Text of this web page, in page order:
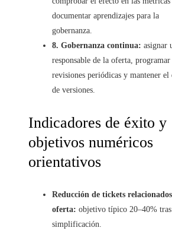
documentar aprendizajes para la
gobernanza.
8. Gobernanza continua: asignar
responsable de la oferta, programar
revisiones periódicas y mantener
de versiones.
Indicadores de éxito y
objetivos numéricos
orientativos
Reducción de tickets
oferta: objetivo típico 20–40% tras
simplificación.